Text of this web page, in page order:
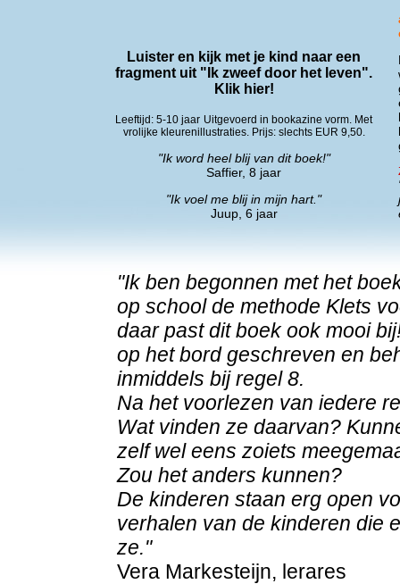
Luister en kijk met je kind naar een
fragment uit "Ik zweef door het leven".
Klik hier!
Leeftijd: 5-10 jaar Uitgevoerd in bookazine vorm. Met
vrolijke kleurenillustraties. Prijs: slechts EUR 9,50.
"Ik word heel blij van dit boek!"
Saffier, 8 jaar
"Ik voel me blij in mijn hart."
Juup, 6 jaar
"Ik ben begonnen met het
op school de methode Klets
daar past dit boek ook mooi
op het bord geschreven en
inmiddels bij regel 8.
Na het voorlezen van iedere
Wat vinden ze daarvan?
zelf wel eens zoiets
Zou het anders kunnen?
De kinderen staan erg open
verhalen van de kinderen die
ze."
Vera Markesteijn, lerares